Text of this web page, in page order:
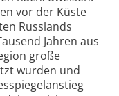
vor der Küste
Russlands
Jahren aus
große
wurden und